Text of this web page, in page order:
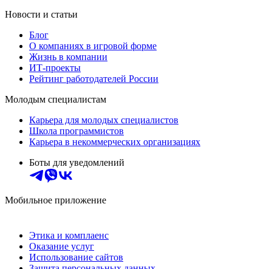
Новости и статьи
Блог
О компаниях в игровой форме
Жизнь в компании
ИТ-проекты
Рейтинг работодателей России
Молодым специалистам
Карьера для молодых специалистов
Школа программистов
Карьера в некоммерческих организациях
Боты для уведомлений
Мобильное приложение
Этика и комплаенс
Оказание услуг
Использование сайтов